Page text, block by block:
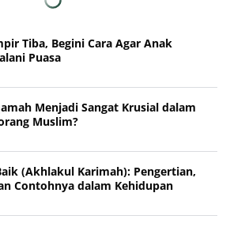
Tiba, Begini Cara Agar Anak
Puasa
Menjadi Sangat Krusial dalam
Muslim?
(Akhlakul Karimah): Pengertian,
Contohnya dalam Kehidupan